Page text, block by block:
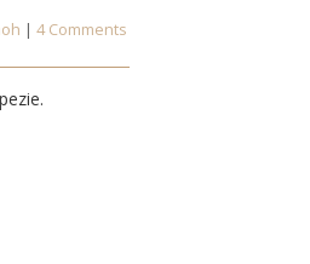
| 4 Comments